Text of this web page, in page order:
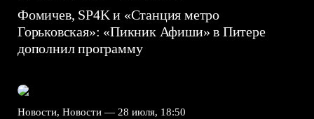
Фомичев, SP4K и «Станция метро
Горьковская»: «Пикник Афиши» в Питере
дополнил программу
Новости, Новости — 28 июля, 18:50